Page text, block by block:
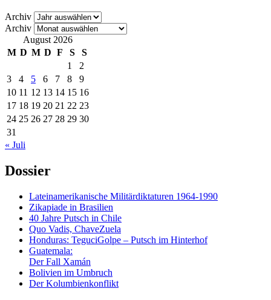
Archiv
Archiv
August 2026
M D M D F S
S
1
2
3
4 5 6 7 8
9
10 11 12 13 14 15 16
17 18 19 20 21 22 23
24 25 26 27 28 29 30
31
« Juli
Dossier
Lateinamerikanische Militärdiktaturen 1964-1990
Zikapiade in Brasilien
40 Jahre Putsch in Chile
Quo Vadis, ChaveZuela
Honduras: TeguciGolpe – Putsch im Hinterhof
Guatemala:
Der Fall Xamán
Bolivien im Umbruch
Der Kolumbienkonflikt